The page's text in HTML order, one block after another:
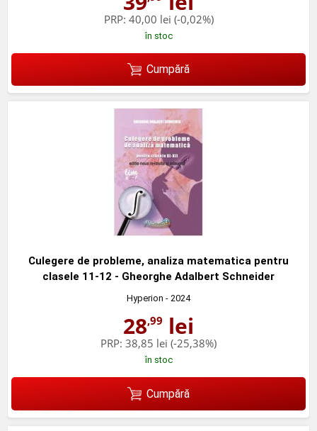
PRP: 40,00 lei (-0,02%)
în stoc
Cumpără
Culegere de probleme, analiza matematica pentru
clasele 11-12 - Gheorghe Adalbert Schneider
Hyperion - 2024
28,99 lei
PRP: 38,85 lei (-25,38%)
în stoc
Cumpără